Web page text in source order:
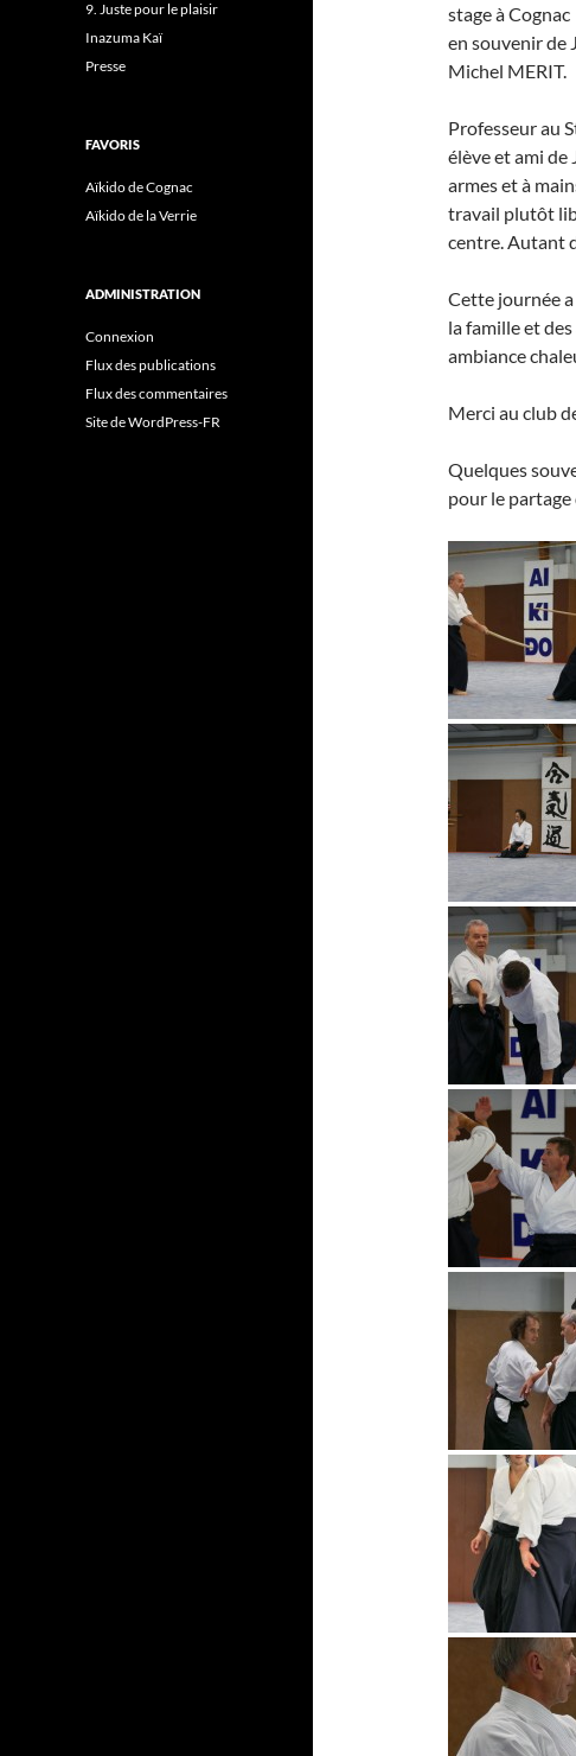
stage à Cognac
en souvenir de
Michel MERIT.
Professeur au
élève et ami de
armes et à
travail plutôt
centre. Autant
Cette journée
la famille et
ambiance
Merci au club
Quelques
pour le partage
9. Juste pour le plaisir
Inazuma Kaï
Presse
FAVORIS
Aïkido de Cognac
Aïkido de la Verrie
ADMINISTRATION
Connexion
Flux des publications
Flux des commentaires
Site de WordPress-FR